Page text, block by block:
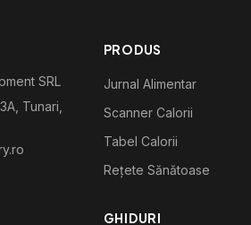
SRL
Tunari,
PRODUS
Jurnal Alimentar
Scanner Calorii
Tabel Calorii
Rețete Sănătoase
GHIDURI